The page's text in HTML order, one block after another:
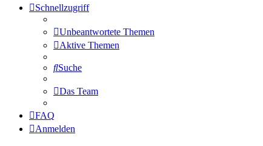
Schnellzugriff
Unbeantwortete Themen
Aktive Themen
Suche
Das Team
FAQ
Anmelden